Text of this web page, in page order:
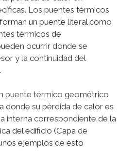
Los puentes térmicos
un puente literal como
térmicos de
ocurrir donde se
y la continuidad del
puente térmico geométrico
donde su pérdida de calor es
interna correspondiente de la
del edificio (Capa de
ejemplos de esto